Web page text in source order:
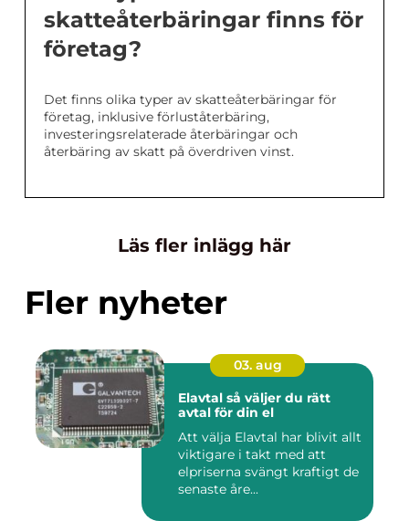
skatteåterbäringar finns för
företag?
Det finns olika typer av skatteåterbäringar för
företag, inklusive förluståterbäring,
investeringsrelaterade återbäringar och
återbäring av skatt på överdriven vinst.
Läs fler inlägg här
Fler nyheter
03. aug
Elavtal så väljer du rätt
avtal för din el
Att välja Elavtal har blivit allt
viktigare i takt med att
elpriserna svängt kraftigt de
senaste åre...